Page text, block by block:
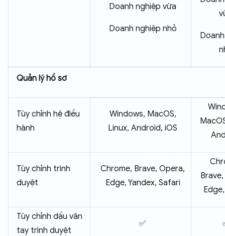
Doanh nghiệp vừa
Doanh nghiệp nhỏ
Quản lý hồ sơ
Tùy chỉnh hệ điều
hành
Windows, MacOS,
Linux, Android, iOS
Tùy chỉnh trình
duyệt
Chrome, Brave, Opera,
Edge, Yandex, Safari
Tùy chỉnh dấu vân
tay trình duyệt
✅